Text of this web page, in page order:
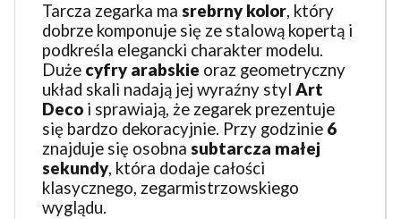
Tarcza zegarka ma srebrny kolor, który
dobrze komponuje się ze stalową kopertą i
podkreśla elegancki charakter modelu.
Duże cyfry arabskie oraz geometryczny
układ skali nadają jej wyraźny styl Art
Deco i sprawiają, że zegarek prezentuje
się bardzo dekoracyjnie. Przy godzinie 6
znajduje się osobna subtarcza małej
sekundy, która dodaje całości
klasycznego, zegarmistrzowskiego
wyglądu.